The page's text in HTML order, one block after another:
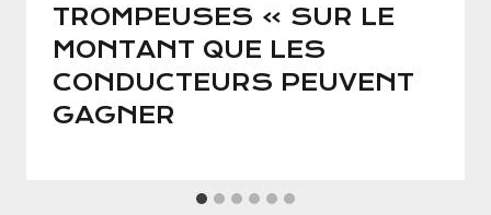
TROMPEUSES » SUR LE
MONTANT QUE LES
CONDUCTEURS PEUVENT
GAGNER